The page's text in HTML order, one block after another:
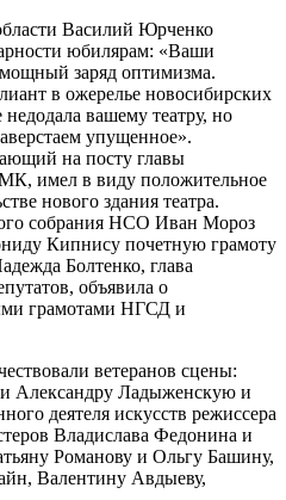
Василий Юрченко
юбилярам: «Ваши
заряд оптимизма.
в ожерелье новосибирских
вашему театру, но
упущенное».
на посту главы
имел в виду положительное
нового здания театра.
собрания НСО Иван Мороз
Кипнису почетную грамоту
Болтенко, глава
объявила о
грамотами НГСД и
ветеранов сцены:
Александру Ладыженскую и
деятеля искусств режиссера
Владислава Федонина и
Романову и Ольгу Башину,
Валентину Авдыеву,